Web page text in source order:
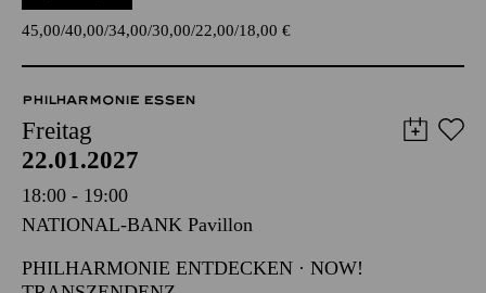
19:00 Konzerteinführung
45,00 40,00 34,00 30,00
PHILHARMONIE ESSEN
Freitag
22.01.2027
18:00 - 19:00